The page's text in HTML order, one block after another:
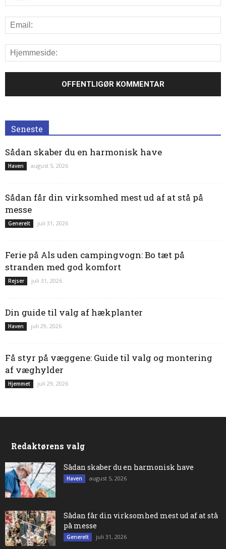
Seneste
Sådan skaber du en harmonisk have
Haven august 5, 2026
Sådan får din virksomhed mest ud af at stå på
messe
Generelt juli 31, 2026
Ferie på Als uden campingvogn: Bo tæt på
stranden med god komfort
Rejser juli 31, 2026
Din guide til valg af hækplanter
Haven juli 29, 2026
Få styr på væggene: Guide til valg og montering
af væghylder
Hjemmet juli 29, 2026
Redaktørens valg
Sådan skaber du en harmonisk have
Haven august 5, 2026
Sådan får din virksomhed mest ud af at stå
på messe
Generelt juli 31, 2026